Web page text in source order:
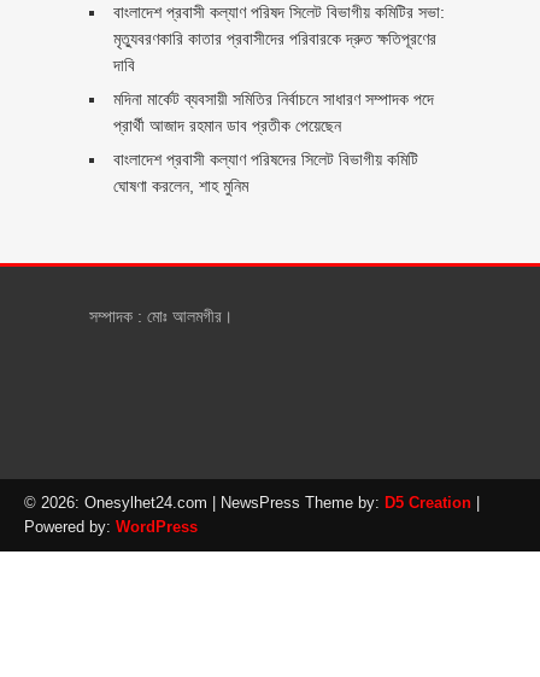
বাংলাদেশ প্রবাসী কল্যাণ পরিষদ সিলেট বিভাগীয় কমিটির সভা:
মৃত্যুবরণকারি কাতার প্রবাসীদের পরিবারকে দ্রুত ক্ষতিপূরণের
দাবি
মদিনা মার্কেট ব্যবসায়ী সমিতির নির্বাচনে সাধারণ সম্পাদক পদে
প্রার্থী আজাদ রহমান ডাব প্রতীক পেয়েছেন ‎
‎বাংলাদেশ প্রবাসী কল্যাণ পরিষদের সিলেট বিভাগীয় কমিটি
ঘোষণা করলেন, শাহ মুনিম
সম্পাদক : মোঃ আলমগীর।
© 2026: Onesylhet24.com | NewsPress Theme by: D5 Creation
Powered by: WordPress